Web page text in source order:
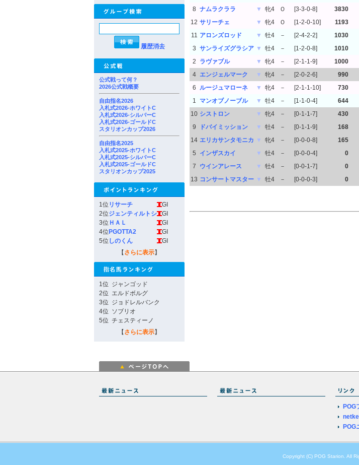
履歴消去
公式戦って何？
2026公式戦概要
自由指名2026
入札式2026-ホワイトC
入札式2026-シルバーC
入札式2026-ゴールドC
スタリオンカップ2026
自由指名2025
入札式2025-ホワイトC
入札式2025-シルバーC
入札式2025-ゴールドC
スタリオンカップ2025
1位 リサーチ
GI
2位ジェンティルトシ
GI
3位 ＨＡＬ
GI
4位 PGOTTA2
GI
5位 しのくん
GI
【 さらに表示】
1位 ジャンゴッド
2位 エルドボルグ
3位 ジョドレルバンク
4位 ソブリオ
5位 チェスティーノ
【 さらに表示】
8 ナムラクララ ▼ 牝4 Ｏ [3-3-0-8] 3830
12 サリーチェ ▼ 牝4 Ｏ [1-2-0-10] 1193
11 アロンズロッド ▼ 牡4 － [2-4-2-2] 1030
3 サンライズグラシア ▼ 牡4 － [1-2-0-8] 1010
2 ラヴァブル ▼ 牝4 － [2-1-1-9] 1000
4 エンジェルマーク ▼ 牝4 － [2-0-2-6] 990
6 ルージュマローネ ▼ 牝4 － [2-1-1-10] 730
1 マンオブノーブル ▼ 牡4 － [1-1-0-4] 644
10 シストロン ▼ 牝4 － [0-1-1-7] 430
9 ドバイミッション ▼ 牡4 － [0-1-1-9] 168
14 エリカサンタモニカ ▼ 牝4 － [0-0-0-8] 165
5 インザスカイ ▼ 牡4 － [0-0-0-4] 0
7 ウインアレース ▼ 牡4 － [0-0-1-7] 0
13 コンサートマスター ▼ 牡4 － [0-0-0-3] 0
POG
POG
Copyright (C) POG Starion. All